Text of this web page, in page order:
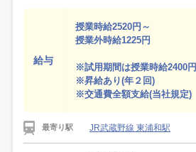
給与
授業時給2520円～
授業外時給1225円
※試用期間は授業時給2400円
※昇給あり(年２回)
※交通費全額支給(当社規定)
最寄り駅 JR武蔵野線 東浦和駅